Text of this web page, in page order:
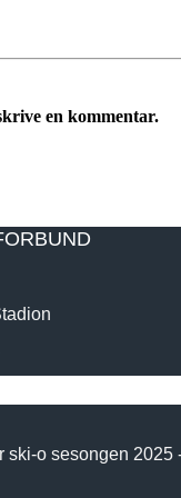
en kommentar.
ski-o sesongen